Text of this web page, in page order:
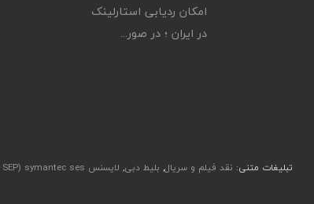
امکان ردیابی استارلینک
در ایران ؛ در صور...
تبلیغات متنی: نقد فیلم و سریال, بلیط دبی, لایسنس symantec ses (SEP و EDR)